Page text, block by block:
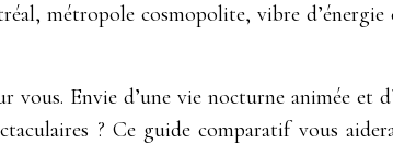
métropole cosmopolite, vibre
Envie d’une vie nocturne animée et
? Ce guide comparatif vous